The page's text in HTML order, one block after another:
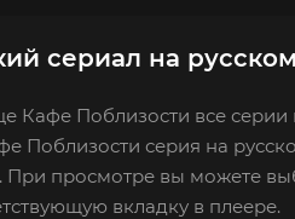
сериал на
Кафе Поблизости все
Поблизости серия на
При просмотре вы можете
вкладку в плеере.